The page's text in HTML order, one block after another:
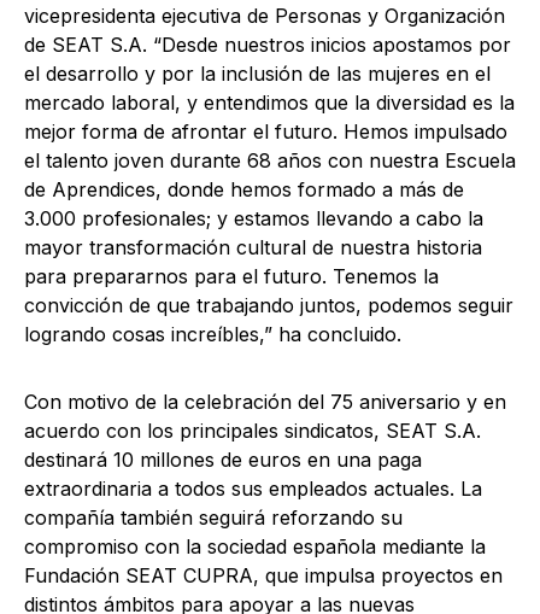
vicepresidenta ejecutiva de Personas y Organización
de SEAT S.A. “Desde nuestros inicios apostamos por
el desarrollo y por la inclusión de las mujeres en el
mercado laboral, y entendimos que la diversidad es la
mejor forma de afrontar el futuro. Hemos impulsado
el talento joven durante 68 años con nuestra Escuela
de Aprendices, donde hemos formado a más de
3.000 profesionales; y estamos llevando a cabo la
mayor transformación cultural de nuestra historia
para prepararnos para el futuro. Tenemos la
convicción de que trabajando juntos, podemos seguir
logrando cosas increíbles,” ha concluido.
Con motivo de la celebración del 75 aniversario y en
acuerdo con los principales sindicatos, SEAT S.A.
destinará 10 millones de euros en una paga
extraordinaria a todos sus empleados actuales. La
compañía también seguirá reforzando su
compromiso con la sociedad española mediante la
Fundación SEAT CUPRA, que impulsa proyectos en
distintos ámbitos para apoyar a las nuevas